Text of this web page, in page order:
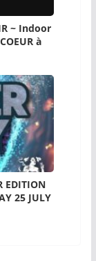
~ Indoor
à
EDITION
25 JULY